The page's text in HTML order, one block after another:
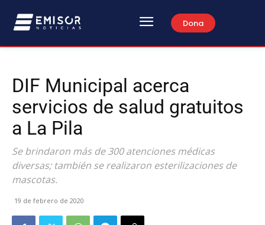
Dona
DIF Municipal acerca
servicios de salud gratuitos
a La Pila
Se brindaron más de 300 atenciones médicas
diversas; también se realizaron esterilizaciones de
mascotas.
19 de febrero de 2020